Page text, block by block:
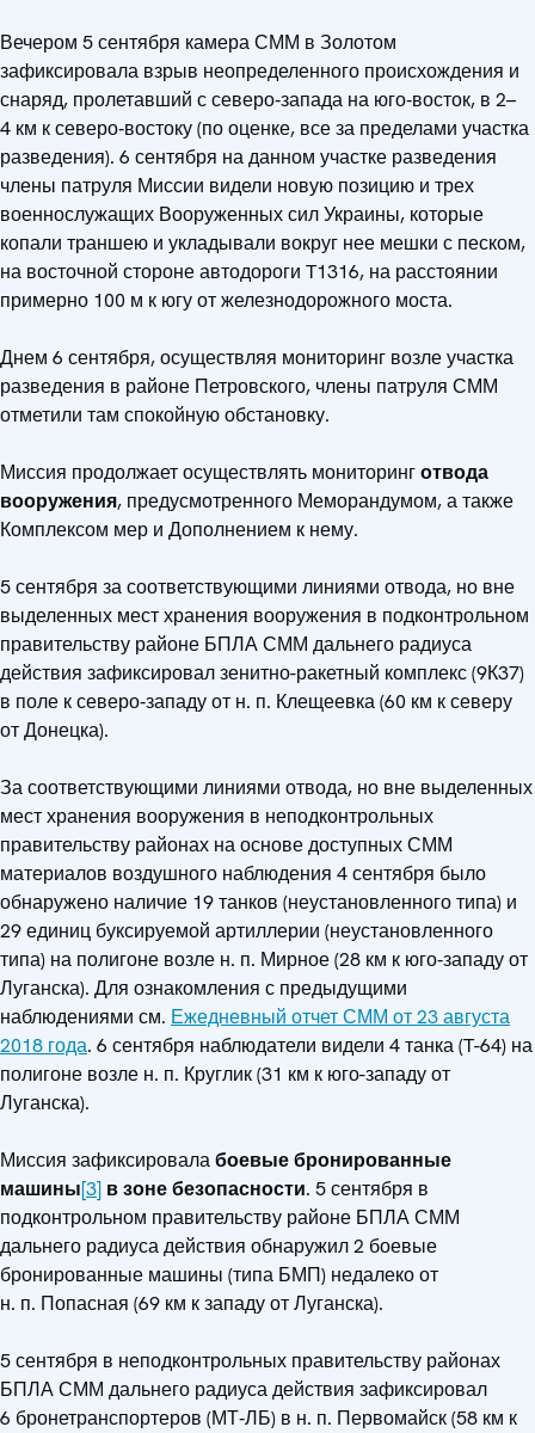
Вечером 5 сентября камера СММ в Золотом
зафиксировала взрыв неопределенного происхождения и
снаряд, пролетавший с северо‑запада на юго‑восток, в 2–
4 км к северо‑востоку (по оценке, все за пределами участка
разведения). 6 сентября на данном участке разведения
члены патруля Миссии видели новую позицию и трех
военнослужащих Вооруженных сил Украины, которые
копали траншею и укладывали вокруг нее мешки с песком,
на восточной стороне автодороги T1316, на расстоянии
примерно 100 м к югу от железнодорожного моста.
Днем 6 сентября, осуществляя мониторинг возле участка
разведения в районе Петровского, члены патруля СММ
отметили там спокойную обстановку.
Миссия продолжает осуществлять мониторинготвода
вооружения, предусмотренного Меморандумом, а также
Комплексом мер и Дополнением к нему.
5 сентября за соответствующими линиями отвода, но вне
выделенных мест хранения вооружения в подконтрольном
правительству районе БПЛА СММ дальнего радиуса
действия зафиксировал зенитно-ракетный комплекс (9К37)
в поле к северо‑западу от н. п. Клещеевка (60 км к северу
от Донецка).
За соответствующими линиями отвода, но вне выделенных
мест хранения вооружения в неподконтрольных
правительству районах на основе доступных СММ
материалов воздушного наблюдения 4 сентября было
обнаружено наличие 19 танков (неустановленного типа) и
29 единиц буксируемой артиллерии (неустановленного
типа) на полигоне возле н. п. Мирное (28 км к юго‑западу от
Луганска). Для ознакомления с предыдущими
наблюдениями см. Ежедневный отчет СММ от 23 августа
2018 года. 6 сентября наблюдатели видели 4 танка (T-64) на
полигоне возле н. п. Круглик (31 км к юго-западу от
Луганска).
Миссия зафиксировалабоевые бронированные
машины[3] в зоне безопасности. 5 сентября в
подконтрольном правительству районе БПЛА СММ
дальнего радиуса действия обнаружил 2 боевые
бронированные машины (типа БМП) недалеко от
н. п. Попасная (69 км к западу от Луганска).
5 сентября в неподконтрольных правительству районах
БПЛА СММ дальнего радиуса действия зафиксировал
6 бронетранспортеров (МТ‑ЛБ) в н. п. Первомайск (58 км к